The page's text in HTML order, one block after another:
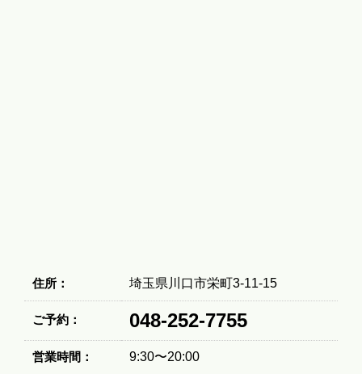
住所： 埼玉県川口市栄町3-11-15
ご予約： 048-252-7755
営業時間： 9:30〜20:00